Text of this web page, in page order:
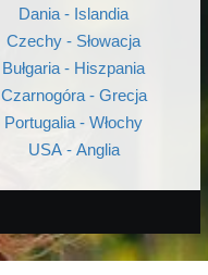
Dania - Islandia
Czechy - Słowacja
Bułgaria - Hiszpania
Czarnogóra - Grecja
Portugalia - Włochy
USA - Anglia